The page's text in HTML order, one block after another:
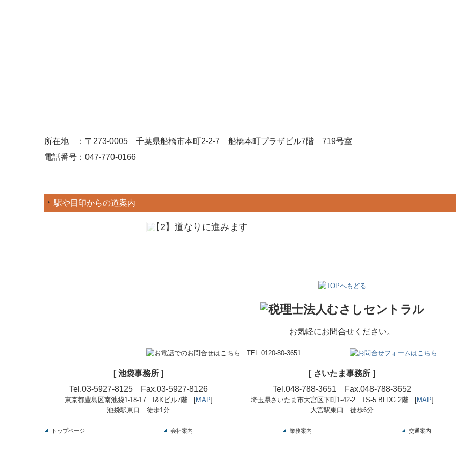
〒273-0005 千葉県船橋市本町2-2-7 船橋本町プラザビル7階 719号室
電話番号：047-770-0166
駅や目印からの道案内
03-5927-8125Fax.03-5927-8126
東京都豊島区南池袋1-18-17 I&Kビル7階 [MAP
池袋駅東口 徒歩1分
048-788-3651Fax.048-788-3652
埼玉県さいたま市大宮区下町1-42-2TS-5 BLDG.2階[
大宮駅東口 徒歩6分